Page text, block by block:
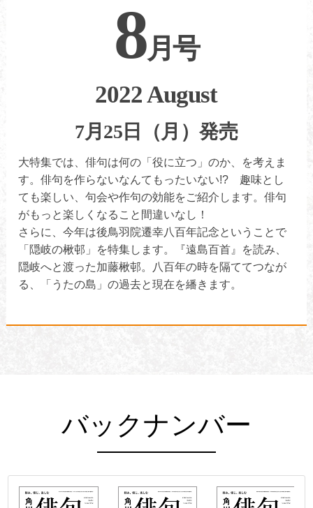
8月号
2022 August
7月25日（月）発売
大特集では、俳句は何の「役に立つ」のか、を考えま
す。俳句を作らないなんてもったいない!? 趣味とし
ても楽しい、句会や作句の効能をご紹介します。俳句
がもっと楽しくなること間違いなし！
さらに、今年は後鳥羽院遷幸八百年記念ということで
「隠岐の楸邨」を特集します。『遠島百首』を読み、
隠岐へと渡った加藤楸邨。八百年の時を隔ててつなが
る、「うたの島」の過去と現在を繙きます。
バックナンバー